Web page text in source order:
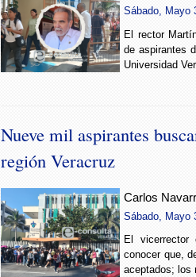
Sábado, Mayo
El rector
de aspirantes
Universidad
Nueve mil aspirantes
región Veracruz
Carlos
Sábado, Mayo
El
conocer que,
aceptados; los